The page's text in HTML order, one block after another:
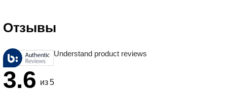
Отзывы
Understand product reviews
3.6 из 5